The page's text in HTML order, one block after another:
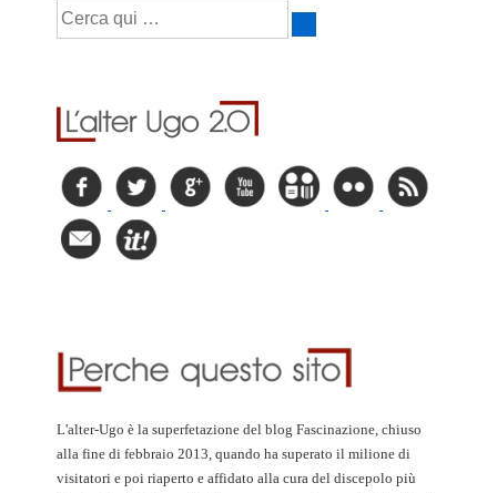
Cerca:
L'alter-Ugo è la superfetazione del blog Fascinazione, chiuso
alla fine di febbraio 2013, quando ha superato il milione di
visitatori e poi riaperto e affidato alla cura del discepolo più